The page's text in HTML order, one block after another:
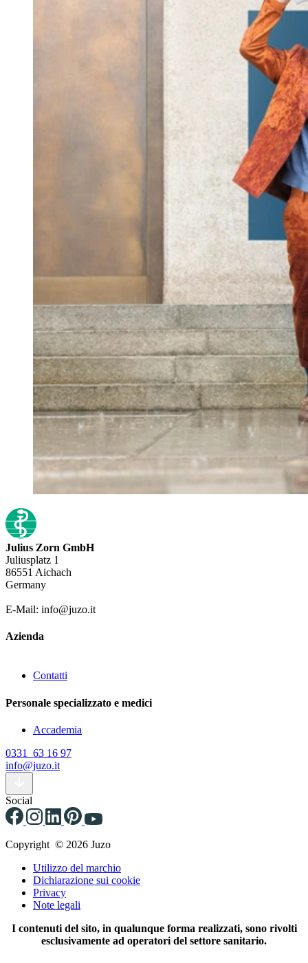
Julius Zorn GmbH
Juliusplatz 1
86551 Aichach
Germany
E-Mail: info@juzo.it
Azienda
Contatti
Personale specializzato e medici
Accademia
0331 63 16 97
info@juzo.it
Social
Copyright © 2026 Juzo
Utilizzo del marchio
Dichiarazione sui cookie
Privacy
Note legali
I contenuti del sito, in qualunque forma realizzati, sono rivolti
esclusivamente ad operatori del settore sanitario.